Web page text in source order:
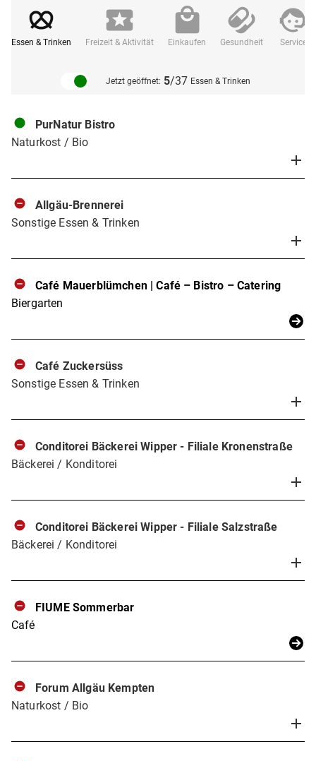
Essen & Trinken Freizeit & Aktivität Einkaufen Gesundheit Service
Jetzt geöffnet: 5/37 Essen & Trinken
PurNatur Bistro
Naturkost / Bio
Allgäu-Brennerei
Sonstige Essen & Trinken
Café Mauerblümchen | Café – Bistro – Catering
Biergarten
Café Zuckersüss
Sonstige Essen & Trinken
Conditorei Bäckerei Wipper - Filiale Kronenstraße
Bäckerei / Konditorei
Conditorei Bäckerei Wipper - Filiale Salzstraße
Bäckerei / Konditorei
FIUME Sommerbar
Café
Forum Allgäu Kempten
Naturkost / Bio